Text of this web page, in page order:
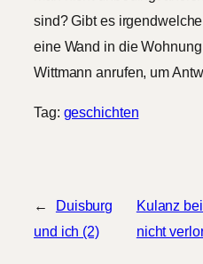
sind? Gibt es
eine Wand in die
Wittmann anrufen, um
Tag: geschichten
←
Duisburg
und ich (2)
Kulanz
nicht